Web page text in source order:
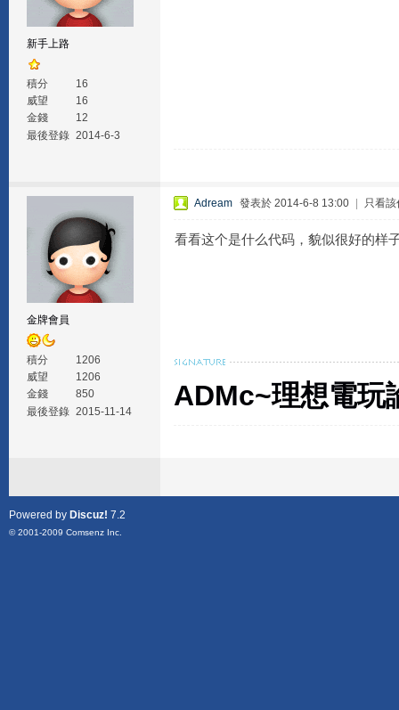
新手上路
積分
16
威望
16
金錢
12
最後登錄 2014-6-3
金牌會員
積分
1206
威望
1206
金錢
850
最後登錄 2015-11-14
Adream 發表於 2014-6-8 13:00 只看該
看看这个是什么代码，貌似很好的样
ADMc~理想電玩
Powered by Discuz! 7.2
© 2001-2009 Comsenz Inc.